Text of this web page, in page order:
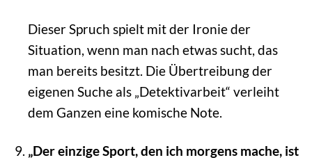
Dieser Spruch spielt mit der Ironie der
Situation, wenn man nach etwas sucht, das
man bereits besitzt. Die Übertreibung der
eigenen Suche als „Detektivarbeit“ verleiht
dem Ganzen eine komische Note.
„Der einzige Sport, den ich morgens mache, ist